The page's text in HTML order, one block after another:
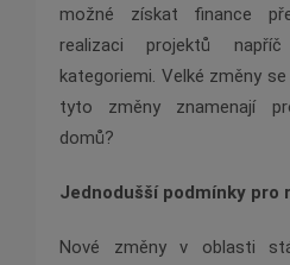
možné získat finance
realizaci projektů
kategoriemi. Velké změny
tyto změny znamenají
domů?
Jednodušší podmínky pro
Nové změny v oblasti